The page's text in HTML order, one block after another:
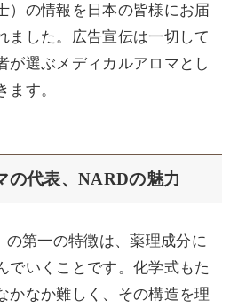
）の情報を日本の皆様にお届
ました。広告宣伝は一切して
が選ぶメディカルアロマとし
ます。
の代表、NARDの魅力
の第一の特徴は、薬理成分に
でいくことです。化学式もた
かなか難しく、その構造を理